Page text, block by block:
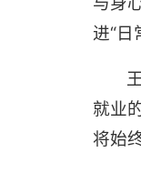
进“
就业
将始